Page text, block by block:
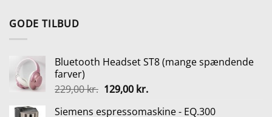
GODE TILBUD
Bluetooth Headset ST8 (mange spændende
farver)
229,00kr. Den
pris
129,00 kr.Den
pris
Siemens espressomaskine - EQ.300